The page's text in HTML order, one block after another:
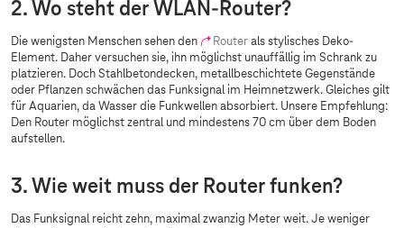
2. Wo steht der WLAN-Router?
Die wenigsten Menschen sehen den Router als stylisches Deko-
Element. Daher versuchen sie, ihn möglichst unauffällig im Schrank zu
platzieren. Doch Stahlbetondecken, metallbeschichtete Gegenstände
oder Pflanzen schwächen das Funksignal im Heimnetzwerk. Gleiches gilt
für Aquarien, da Wasser die Funkwellen absorbiert. Unsere Empfehlung:
Den Router möglichst zentral und mindestens 70 cm über dem Boden
aufstellen.
3. Wie weit muss der Router funken?
Das Funksignal reicht zehn, maximal zwanzig Meter weit. Je weniger